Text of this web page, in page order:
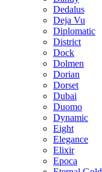
Dedalus
Deja Vu
Diplomatic
District
Dock
Dolmen
Dorian
Dorset
Dubai
Duomo
Dynamic
Eight
Elegance
Elixir
Epoca